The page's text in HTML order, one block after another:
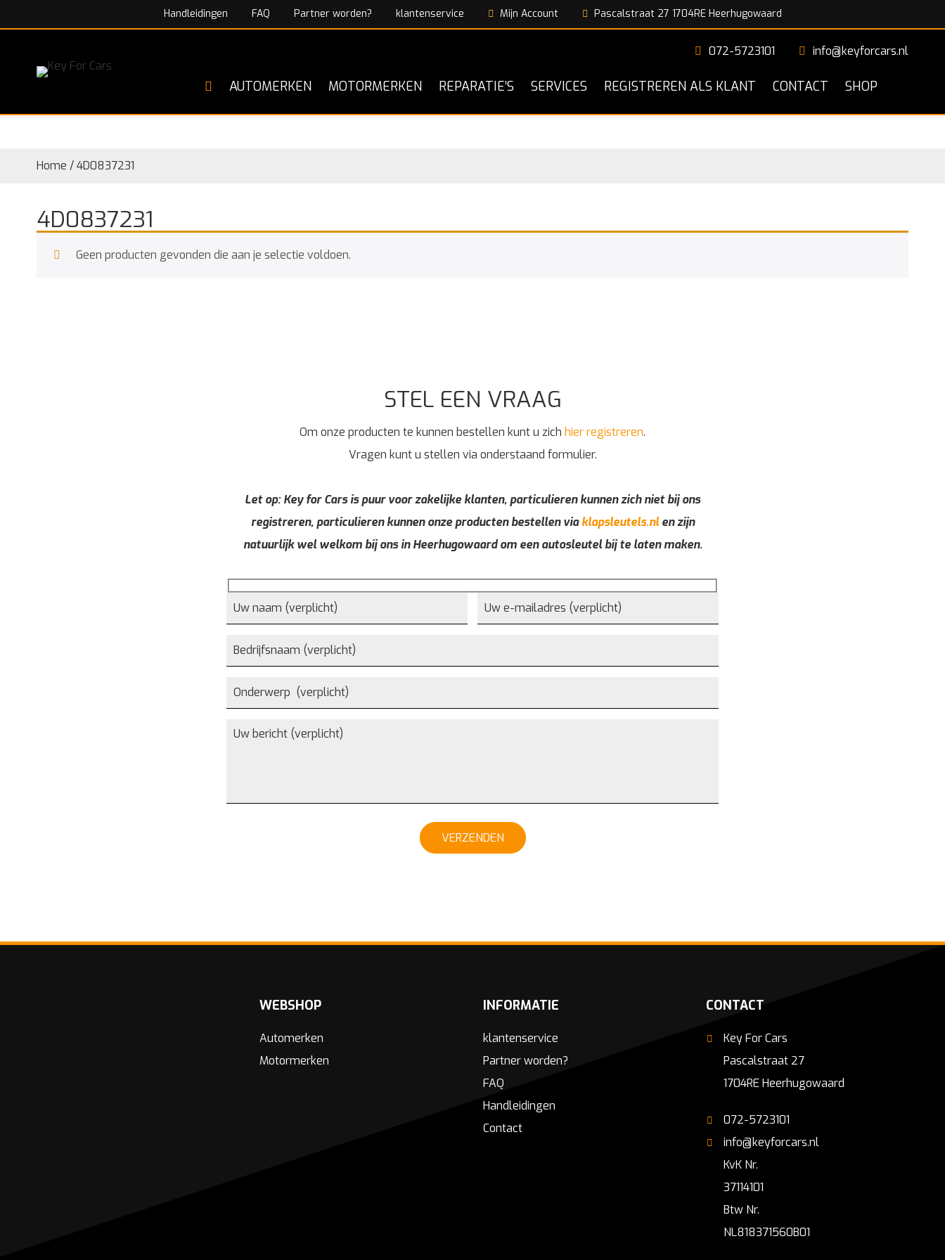
Handleidingen FAQ Partner worden? klantenservice Mijn Account Pascalstraat 27 1704RE Heerhugowaard
072-5723101 info@keyforcars.nl
AUTOMERKEN MOTORMERKEN REPARATIE’S SERVICES REGISTREREN ALS KLANT CONTACT SHOP
Home /4D0837231
4D0837231
Geen producten gevonden die aan je selectie voldoen.
STEL EEN VRAAG
Om onze producten te kunnen bestellen kunt u zich hier registreren.
Vragen kunt u stellen via onderstaand formulier.
Let op: Key for Cars is puur voor zakelijke klanten, particulieren kunnen zich niet bij ons
registreren, particulieren kunnen onze producten bestellen viaklapsleutels.nlen zijn
natuurlijk wel welkom bij ons in Heerhugowaard om een autosleutel bij te laten maken.
VERZENDEN
WEBSHOP
Automerken
Motormerken
INFORMATIE
klantenservice
Partner worden?
FAQ
Handleidingen
Contact
CONTACT
Key For Cars
Pascalstraat 27
1704RE Heerhugowaard
072-5723101
info@keyforcars.nl
KvK Nr.
37114101
Btw Nr.
NL818371560B01